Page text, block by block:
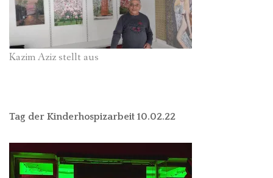
Kazim Aziz stellt aus
Tag der Kinderhospizarbeit 10.02.22